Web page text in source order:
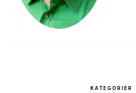
KATEGORIER